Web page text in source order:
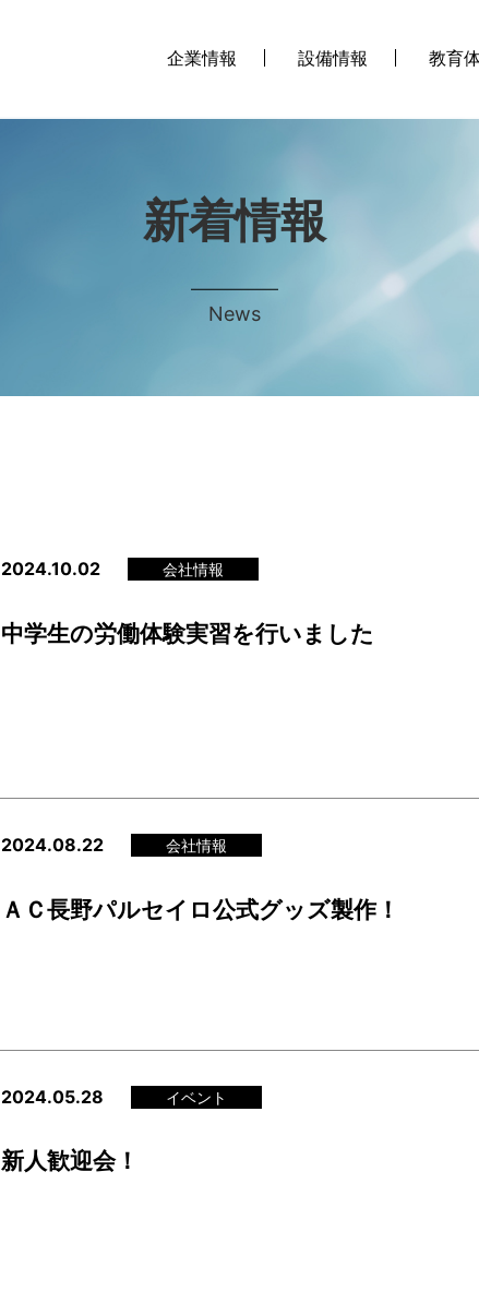
企業情報 設備情報 教育
新着情報
News
2024.10.02 会社情報
中学生の労働体験実習を行いました
2024.08.22 会社情報
ＡＣ長野パルセイロ公式グッズ製作！
2024.05.28 イベント
新人歓迎会！